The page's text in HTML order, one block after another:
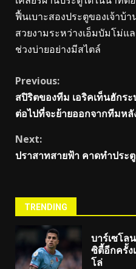
ฟื้นเบาะสองประตูของเจ้าบ้
สวยงามระหว่างเอ็มบัมโม่
ช่วงบ่ายอย่างมีสไตล์
Continue
Reading
Previous:
สปิริตของทีม เอริคเท็นฮักร
ต่อไปที่จะย้ายออกจากทีมหลั
Next:
ปราสาทสายฟ้า คาดทำประ
TRENDING
บาร์เซโล
ซิตี้อีกครั้ง
โล่